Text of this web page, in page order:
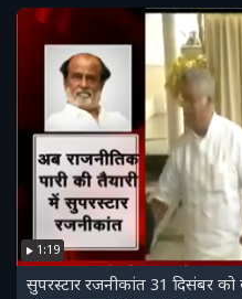
1:19
सुपरस्टार रजनीकांत 31 दिसंबर को